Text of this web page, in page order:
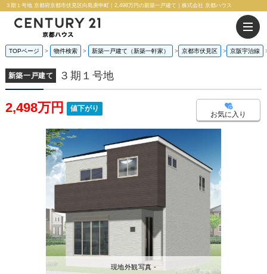
３期１号地 京都府京都市伏見区向島庚申町｜2,498万円の新築一戸建て｜株式会社 京都ハウス
TOPページ 物件検索 新築一戸建て（新築一軒家） 京都市伏見区 京阪宇治線
新築一戸建て ３期１号地
2,498万円 値下がり
お気に入り
現地外観写真 -